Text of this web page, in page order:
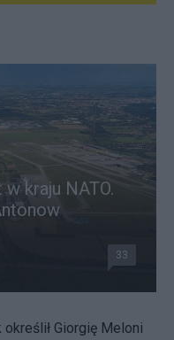
kraju NATO.
33
Giorgię Meloni